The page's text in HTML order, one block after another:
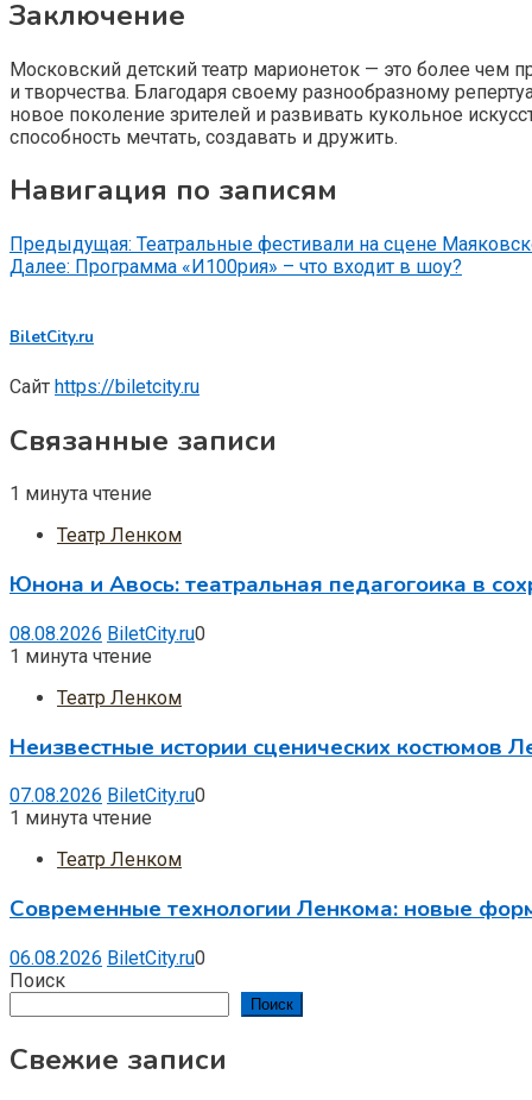
Заключение
Московский детский театр марионеток — это более чем
и творчества. Благодаря своему разнообразному
новое поколение зрителей и развивать кукольное
способность мечтать, создавать и дружить.
Навигация по записям
Предыдущая: Театральные фестивали на сцене
Далее: Программа «И100рия» – что входит в шоу?
BiletCity.ru
Сайт https://biletcity.ru
Связанные записи
1 минута чтение
Театр Ленком
Юнона и Авось: театральная педагогоика в
08.08.2026 BiletCity.ru0
1 минута чтение
Театр Ленком
Неизвестные истории сценических костюмов
07.08.2026 BiletCity.ru0
1 минута чтение
Театр Ленком
Современные технологии Ленкома: новые
06.08.2026 BiletCity.ru0
Поиск
Поиск
Свежие записи